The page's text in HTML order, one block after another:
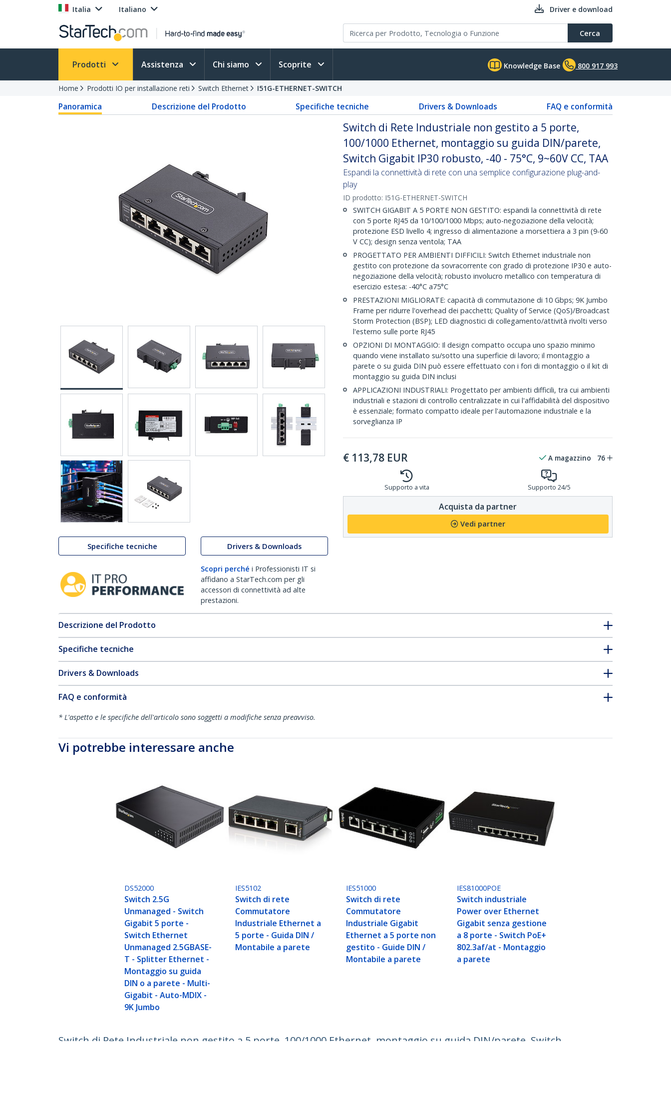
Italia Italiano Driver e download
Cerca
Prodotti Assistenza Chi siamo Scoprite Knowledge Base 800 917 993
Home Prodotti IO per installazione reti Switch Ethernet I51G-ETHERNET-SWITCH
Panoramica Descrizione del Prodotto Specifiche tecniche Drivers & Downloads FAQ e conformità
Specifiche tecniche Drivers & Downloads
Scopri perché i Professionisti IT si
affidano a StarTech.com per gli
accessori di connettività ad alte
prestazioni.
Switch di Rete Industriale non gestito a 5 porte,
100/1000 Ethernet, montaggio su guida DIN/parete,
Switch Gigabit IP30 robusto, -40 - 75°C, 9~60V CC, TAA
Espandi la connettività di rete con una semplice configurazione plug-and-
play
ID prodotto: I51G-ETHERNET-SWITCH
SWITCH GIGABIT A 5 PORTE NON GESTITO: espandi la connettività di rete
con 5 porte RJ45 da 10/100/1000 Mbps; auto-negoziazione della velocità;
protezione ESD livello 4; ingresso di alimentazione a morsettiera a 3 pin (9-60
V CC); design senza ventola; TAA
PROGETTATO PER AMBIENTI DIFFICILI: Switch Ethernet industriale non
gestito con protezione da sovracorrente con grado di protezione IP30 e auto-
negoziazione della velocità; robusto involucro metallico con temperatura di
esercizio estesa: -40°C a75°C
PRESTAZIONI MIGLIORATE: capacità di commutazione di 10 Gbps; 9K Jumbo
Frame per ridurre l'overhead dei pacchetti; Quality of Service (QoS)/Broadcast
Storm Protection (BSP); LED diagnostici di collegamento/attività rivolti verso
l'esterno sulle porte RJ45
OPZIONI DI MONTAGGIO: Il design compatto occupa uno spazio minimo
quando viene installato su/sotto una superficie di lavoro; il montaggio a
parete o su guida DIN può essere effettuato con i fori di montaggio o il kit di
montaggio su guida DIN inclusi
APPLICAZIONI INDUSTRIALI: Progettato per ambienti difficili, tra cui ambienti
industriali e stazioni di controllo centralizzate in cui l'affidabilità del dispositivo
è essenziale; formato compatto ideale per l'automazione industriale e la
sorveglianza IP
€ 113,78 EUR A magazzino 76
Supporto a vita Supporto 24/5
Acquista da partner
Vedi partner
Descrizione del Prodotto
Specifiche tecniche
Drivers & Downloads
FAQ e conformità
* L'aspetto e le specifiche dell'articolo sono soggetti a modifiche senza preavviso.
Vi potrebbe interessare anche
DS52000
Switch 2.5G
Unmanaged - Switch
Gigabit 5 porte -
Switch Ethernet
Unmanaged 2.5GBASE-
T - Splitter Ethernet -
Montaggio su guida
DIN o a parete - Multi-
Gigabit - Auto-MDIX -
9K Jumbo
IES5102
Switch di rete
Commutatore
Industriale Ethernet a
5 porte - Guida DIN /
Montabile a parete
IES51000
Switch di rete
Commutatore
Industriale Gigabit
Ethernet a 5 porte non
gestito - Guide DIN /
Montabile a parete
IES81000POE
Switch industriale
Power over Ethernet
Gigabit senza gestione
a 8 porte - Switch PoE+
802.3af/at - Montaggio
a parete
Switch di Rete Industriale non gestito a 5 porte, 100/1000 Ethernet, montaggio su guida DIN/parete, Switch